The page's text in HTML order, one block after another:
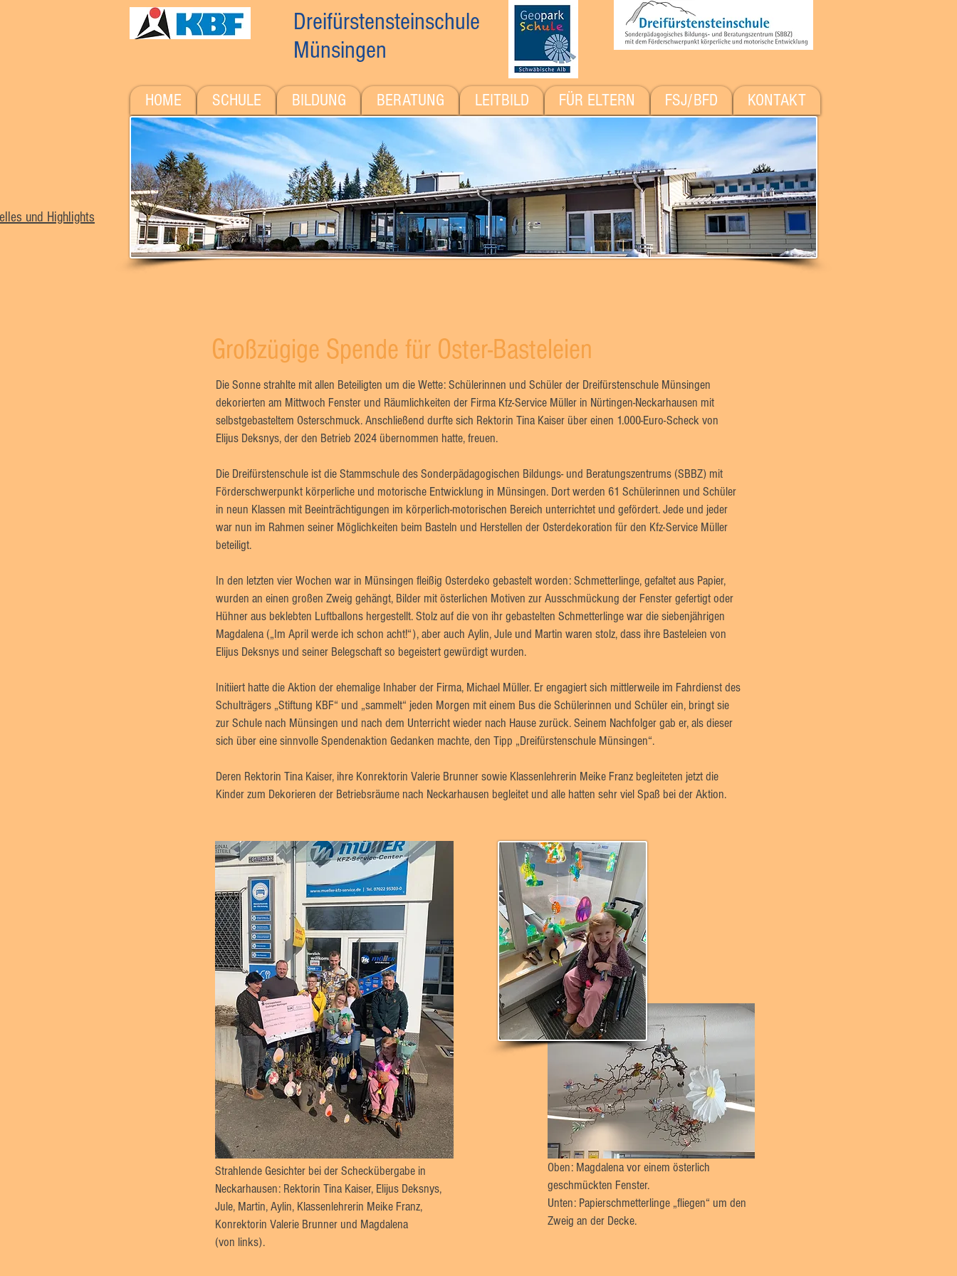
Dreifürstensteinschule
Münsingen
und Highlights
HOME SCHULE BILDUNG BERATUNG LEITBILD FÜR ELTERN FSJ/BFD KONTAKT
Großzügige Spende für Oster-Basteleien
Die Sonne strahlte mit allen Beteiligten um die Wette: Schülerinnen und Schüler der Dreifürstenschule Münsingen
dekorierten am Mittwoch Fenster und Räumlichkeiten der Firma Kfz-Service Müller in Nürtingen-Neckarhausen mit
selbstgebasteltem Osterschmuck. Anschließend durfte sich Rektorin Tina Kaiser über einen 1.000-Euro-Scheck von
Elijus Deksnys, der den Betrieb 2024 übernommen hatte, freuen.
Die Dreifürstenschule ist die Stammschule des Sonderpädagogischen Bildungs- und Beratungszentrums (SBBZ) mit
Förderschwerpunkt körperliche und motorische Entwicklung in Münsingen. Dort werden 61 Schülerinnen und Schüler
in neun Klassen mit Beeinträchtigungen im körperlich-motorischen Bereich unterrichtet und gefördert. Jede und jeder
war nun im Rahmen seiner Möglichkeiten beim Basteln und Herstellen der Osterdekoration für den Kfz-Service Müller
beteiligt.
In den letzten vier Wochen war in Münsingen fleißig Osterdeko gebastelt worden: Schmetterlinge, gefaltet aus Papier,
wurden an einen großen Zweig gehängt, Bilder mit österlichen Motiven zur Ausschmückung der Fenster gefertigt oder
Hühner aus beklebten Luftballons hergestellt. Stolz auf die von ihr gebastelten Schmetterlinge war die siebenjährigen
Magdalena („Im April werde ich schon acht!“), aber auch Aylin, Jule und Martin waren stolz, dass ihre Basteleien von
Elijus Deksnys und seiner Belegschaft so begeistert gewürdigt wurden.
Initiiert hatte die Aktion der ehemalige Inhaber der Firma, Michael Müller. Er engagiert sich mittlerweile im Fahrdienst des
Schulträgers „Stiftung KBF“ und „sammelt“ jeden Morgen mit einem Bus die Schülerinnen und Schüler ein, bringt sie
zur Schule nach Münsingen und nach dem Unterricht wieder nach Hause zurück. Seinem Nachfolger gab er, als dieser
sich über eine sinnvolle Spendenaktion Gedanken machte, den Tipp „Dreifürstenschule Münsingen“.
Deren Rektorin Tina Kaiser, ihre Konrektorin Valerie Brunner sowie Klassenlehrerin Meike Franz begleiteten jetzt die
Kinder zum Dekorieren der Betriebsräume nach Neckarhausen begleitet und alle hatten sehr viel Spaß bei der Aktion.
Strahlende Gesichter bei der Scheckübergabe in
Neckarhausen: Rektorin Tina Kaiser, Elijus Deksnys,
Jule, Martin, Aylin, Klassenlehrerin Meike Franz,
Konrektorin Valerie Brunner und Magdalena
(von links).
Oben: Magdalena vor einem österlich
geschmückten Fenster.
Unten: Papierschmetterlinge „fliegen“ um den
Zweig an der Decke.